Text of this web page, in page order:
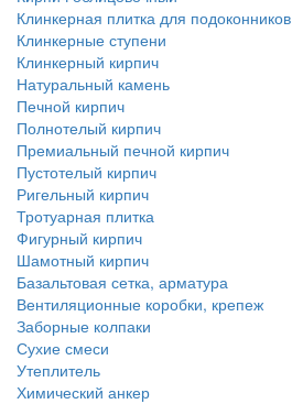
Клинкерная плитка для подоконников
Клинкерные ступени
Клинкерный кирпич
Натуральный камень
Печной кирпич
Полнотелый кирпич
Премиальный печной кирпич
Пустотелый кирпич
Ригельный кирпич
Тротуарная плитка
Фигурный кирпич
Шамотный кирпич
Базальтовая сетка, арматура
Вентиляционные коробки, крепеж
Заборные колпаки
Сухие смеси
Утеплитель
Химический анкер